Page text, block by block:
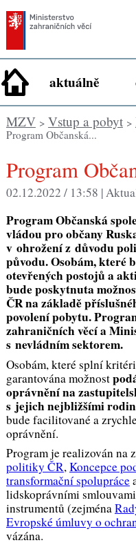
aktuálně
MZV> Vstup a pobyt>
Program Občanská...
Program
02.12.2022 / 13:58 |
Program Občanská
vládou pro občany
v ohrožení z důvodu
původu. Osobám, které
otevřených postojů a
bude poskytnuta
ČR na základě
povolení pobytu.
zahraničních věcí a
s nevládním sektorem.
Osobám, které splní
garantována možnost
oprávnění na
s jejich nejbližšími
bude facilitované a
oprávnění.
Program je realizován na
politiky ČR,Koncepce
transformační spolupráce
lidskoprávními smlouvami
instrumentů (zejména
Evropské úmluvy o
vázána.